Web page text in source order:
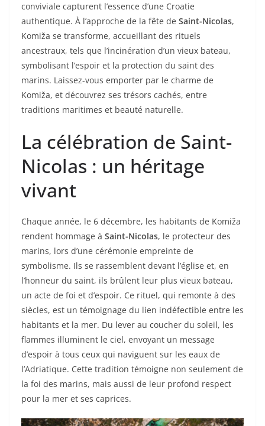
conviviale capturent l’essence d’une Croatie
authentique. À l’approche de la fête de Saint-Nicolas,
Komiža se transforme, accueillant des rituels
ancestraux, tels que l’incinération d’un vieux bateau,
symbolisant l’espoir et la protection du saint des
marins. Laissez-vous emporter par le charme de
Komiža, et découvrez ses trésors cachés, entre
traditions maritimes et beauté naturelle.
La célébration de Saint-
Nicolas : un héritage
vivant
Chaque année, le 6 décembre, les habitants de Komiža
rendent hommage à Saint-Nicolas, le protecteur des
marins, lors d’une cérémonie empreinte de
symbolisme. Ils se rassemblent devant l’église et, en
l’honneur du saint, ils brûlent leur plus vieux bateau,
un acte de foi et d’espoir. Ce rituel, qui remonte à des
siècles, est un témoignage du lien indéfectible entre les
habitants et la mer. Du lever au coucher du soleil, les
flammes illuminent le ciel, envoyant un message
d’espoir à tous ceux qui naviguent sur les eaux de
l’Adriatique. Cette tradition témoigne non seulement de
la foi des marins, mais aussi de leur profond respect
pour la mer et ses caprices.